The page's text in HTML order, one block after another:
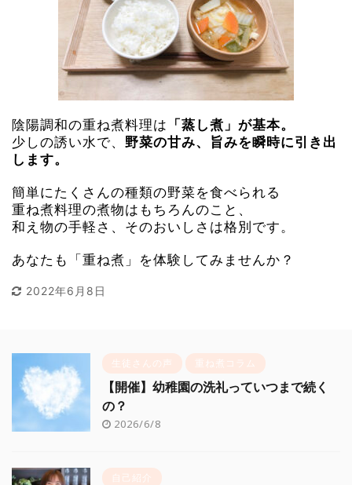
陰陽調和の重ね煮料理は 「蒸し煮」が基本。
少しの誘い水で、 野菜の甘み、旨みを瞬時に引き出
します。
簡単にたくさんの種類の野菜を食べられる
重ね煮料理の煮物はもちろんのこと、
和え物の手軽さ、そのおいしさは格別です。
あなたも「重ね煮」を体験してみませんか？
2022年6月8日
生徒さんの声 重ね煮コラム
【開催】幼稚園の洗礼っていつまで続く
の？
2026/6/8
自己紹介